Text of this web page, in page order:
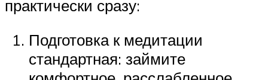
практически сразу:
Подготовка к медитации
стандартная: займите